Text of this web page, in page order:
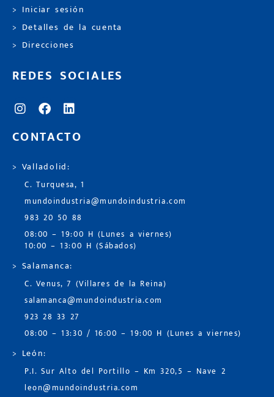
> Iniciar sesión
> Detalles de la cuenta
> Direcciones
REDES SOCIALES
CONTACTO
> Valladolid:
C. Turquesa, 1
mundoindustria@mundoindustria.com
983 20 50 88
08:00 – 19:00 H (Lunes a viernes)
10:00 – 13:00 H (Sábados)
> Salamanca:
C. Venus, 7 (Villares de la Reina)
salamanca@mundoindustria.com
923 28 33 27
08:00 – 13:30 / 16:00 – 19:00 H (Lunes a viernes)
> León:
P.I. Sur Alto del Portillo – Km 320,5 – Nave 2
leon@mundoindustria.com